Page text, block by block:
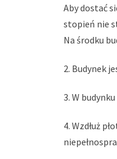
Aby dostać
stopień nie
Na środku
2. Budynek
3. W
4. Wzdłuż